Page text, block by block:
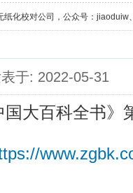
纸化校对公司，公众号：
于: 2022-05-31
国大百科全书》